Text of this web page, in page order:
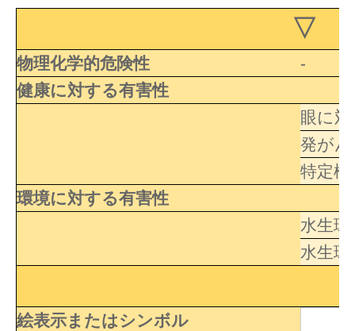
▽
物理化学的危険性
-
健康に対する有害性
眼に
発がん
特定標
環境に対する有害性
水生環
水生環
絵表示またはシンボル